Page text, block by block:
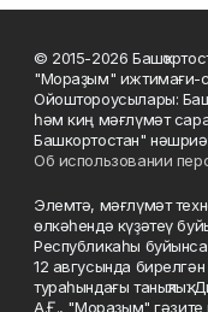
© 2015-2026
"Мораҙым" ижтимағи-
Ойоштороусылары:
һәм киң мәғлүмәт
Башкортостан"
Об использовании
Элемтә, мәғлүмәт
өлкәһендә күҙәтеү
Республикаһы
12 авгусында
тураһындағы
А.Ғ., "Мораҙым"